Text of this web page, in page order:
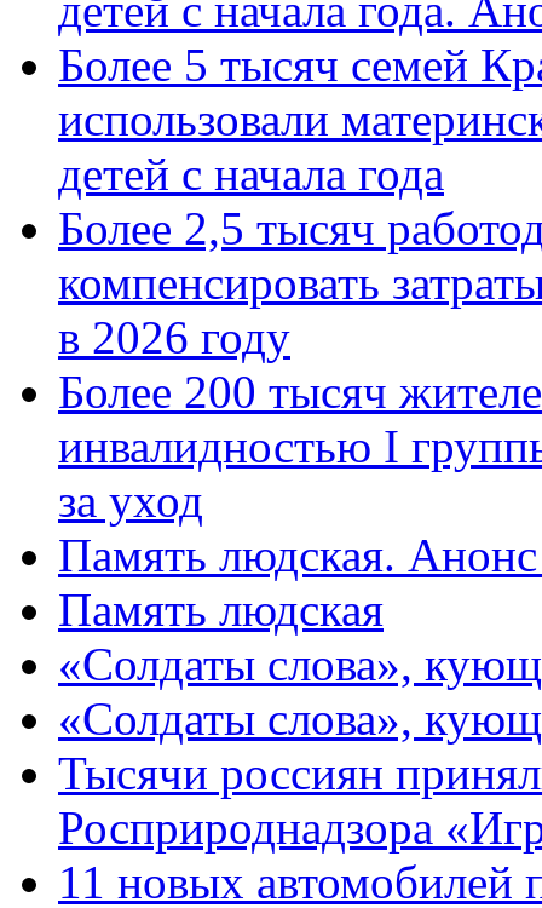
детей с начала года.
Более 5 тысяч семей
использовали
детей с начала года
Более 2,5 тысяч
компенсировать
в 2026 году
Более 200 тысяч
инвалидностью I
за уход
Память людская.
Память людская
«Солдаты слова»,
«Солдаты слова»,
Тысячи россиян
Росприроднадзора
11 новых автомобилей